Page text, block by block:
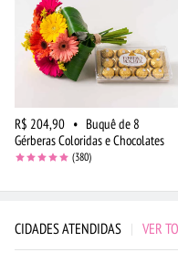
R$ 204,90 • Buquê de 8
Gérberas Coloridas e Chocolates
(380)
CIDADES ATENDIDAS | VER